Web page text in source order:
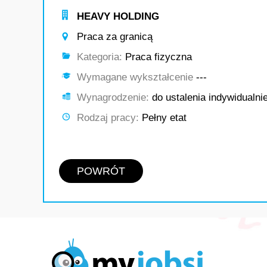
HEAVY HOLDING
Praca za granicą
Kategoria: Praca fizyczna
Wymagane wykształcenie ---
Wynagrodzenie: do ustalenia
Rodzaj pracy: Pełny etat
POWRÓT